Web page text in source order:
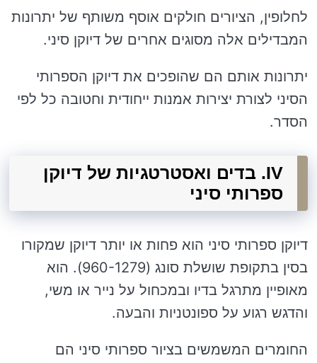
לחלופין, הציורים חולקים אוסף משותף של יתרונות
המבדילים אלה מסוגים אחרים של דיוקן סיני.
יתרונות אותם הם שהופכים את דיוקן הספרותי
הסיני לצורת יצירות אמנות ייחודית וחטובה כל לפי
הסדר.
IV. בדים ואסטרטגיות של דיוקן
ספרותי סיני
דיוקן ספרותי סיני הוא פחות או יותר דיוקן שמקורו
בסין בתקופת שושלת סונג (960-1279). הוא
מאופיין מתרגל בדיו ובמכחול על נייר או משי,
והדגש רגוע על ספונטניות והבעה.
החומרים המשמשים בציור ספרותי סיני הם